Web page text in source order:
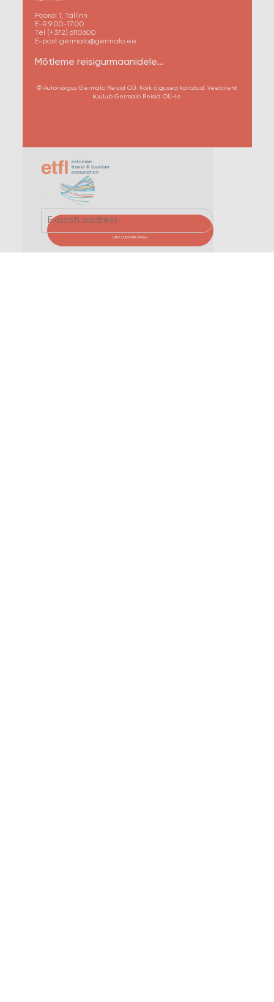
Poordi 1, Tallinn
E-R 9:00-17:00
Tel (+372) 6110600
E-post germalo@germalo.ee
Mõtleme reisigurmaanidele...
© Autoriõigus Germalo Reisid OÜ. Kõik õigused kaitstud. Veebileht
kuulub Germalo Reisid OÜ-le.
LIITU UUDISKIRJAGA!